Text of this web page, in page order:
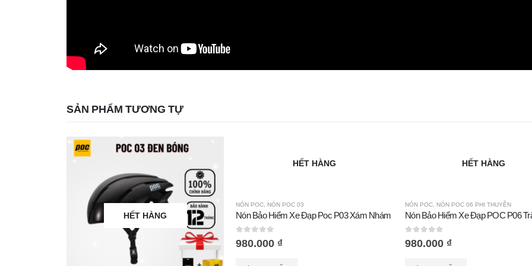
SẢN PHẨM TƯƠNG TỰ
HẾT HÀNG
HẾT HÀNG
NÓN POC NÓN POC 03
Nón Bảo Hiểm Xe Đạp Poc P03 Xám Nhám
0out of 5
980.000 ₫
HẾT HÀNG
NÓN POC NÓN POC 06 PHI THUYỀN
0out of 5
980.000 ₫